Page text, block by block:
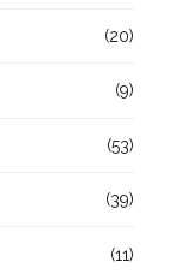
(20)
(9)
(53)
(39)
(11)